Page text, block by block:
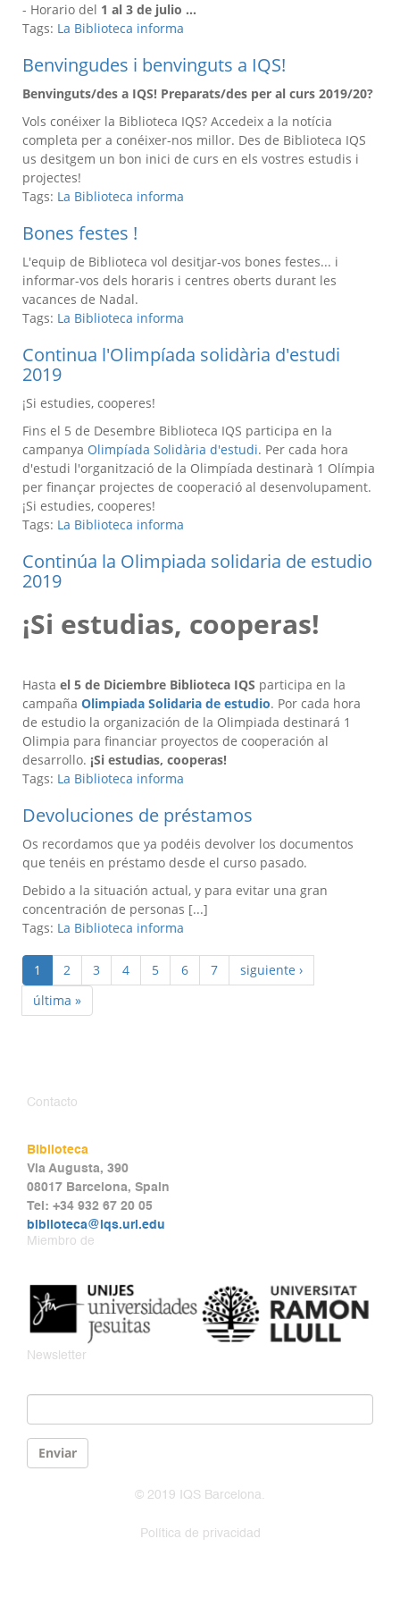
- Horario del 1 al 3 de julio ...
Tags: La Biblioteca informa
Benvingudes i benvinguts a IQS!
Benvinguts/des a IQS! Preparats/des per al curs 2019/20?
Vols conéixer la Biblioteca IQS? Accedeix a la notícia
completa per a conéixer-nos millor. Des de Biblioteca IQS
us desitgem un bon inici de curs en els vostres estudis i
projectes!
Tags: La Biblioteca informa
Bones festes !
L'equip de Biblioteca vol desitjar-vos bones festes... i
informar-vos dels horaris i centres oberts durant les
vacances de Nadal.
Tags: La Biblioteca informa
Continua l'Olimpíada solidària d'estudi
2019
¡Si estudies, cooperes!
Fins el 5 de Desembre Biblioteca IQS participa en la
campanya Olimpíada Solidària d'estudi. Per cada hora
d'estudi l'organització de la Olimpíada destinarà 1 Olímpia
per finançar projectes de cooperació al desenvolupament.
¡Si estudies, cooperes!
Tags: La Biblioteca informa
Continúa la Olimpiada solidaria de estudio
2019
¡Si estudias, cooperas!
Hasta el 5 de Diciembre Biblioteca IQS participa en la
campaña Olimpiada Solidaria de estudio. Por cada hora
de estudio la organización de la Olimpiada destinará 1
Olimpia para financiar proyectos de cooperación al
desarrollo. ¡Si estudias, cooperas!
Tags: La Biblioteca informa
Devoluciones de préstamos
Os recordamos que ya podéis devolver los documentos
que tenéis en préstamo desde el curso pasado.
Debido a la situación actual, y para evitar una gran
concentración de personas [...]
Tags: La Biblioteca informa
1 2 3 4 5 6 7
siguiente ›
última »
Contacto
Biblioteca
Via Augusta, 390
08017 Barcelona, Spain
Tel: +34 932 67 20 05
biblioteca@iqs.url.edu
Miembro de
Newsletter
Enviar
© 2019 IQS Barcelona.
Política de privacidad